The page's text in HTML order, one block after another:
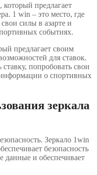
предлагает
1 win – это место, где
силы в азарте и
событиях.
предлагает своим
для ставок.
попробовать свои
о спортивных
зеркала
Зеркало 1win
безопасность
данные и обеспечивает